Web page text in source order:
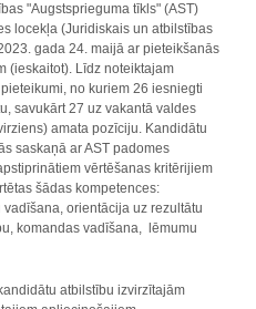
"Augstsprieguma tīkls" (AST)
locekļa (Juridiskais un atbilstības
gada 24. maijā ar pieteikšanās
(ieskaitot). Līdz noteiktajam
no kuriem 26 iesniegti
savukārt 27 uz vakantā valdes
amata pozīciju. Kandidātu
saskaņā ar AST padomes
vērtēšanas kritērijiem
šādas kompetences:
orientācija uz rezultātu
komandas vadīšana, lēmumu
atbilstību izvirzītajām